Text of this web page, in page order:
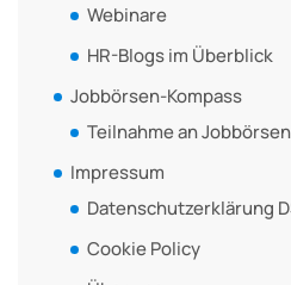
Webinare
HR-Blogs im Überblick
Jobbörsen-Kompass
Teilnahme an
Impressum
Datenschutzerklärung
Cookie Policy